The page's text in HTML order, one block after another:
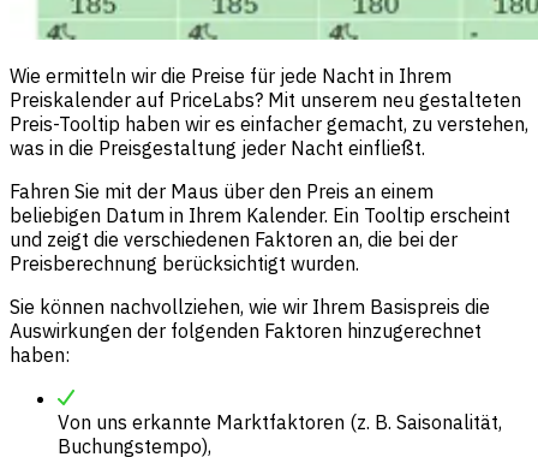
Wie ermitteln wir die Preise für jede Nacht in Ihrem
Preiskalender auf PriceLabs? Mit unserem neu gestalteten
Preis-Tooltip haben wir es einfacher gemacht, zu verstehen,
was in die Preisgestaltung jeder Nacht einfließt.
Fahren Sie mit der Maus über den Preis an einem
beliebigen Datum in Ihrem Kalender. Ein Tooltip erscheint
und zeigt die verschiedenen Faktoren an, die bei der
Preisberechnung berücksichtigt wurden.
Sie können nachvollziehen, wie wir Ihrem Basispreis die
Auswirkungen der folgenden Faktoren hinzugerechnet
haben:
Von uns erkannte Marktfaktoren (z. B. Saisonalität,
Buchungstempo),